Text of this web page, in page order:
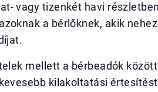
vagy tizenkét havi
a bérlőknek, akik
mellett a bérbeadók
kilakoltatási